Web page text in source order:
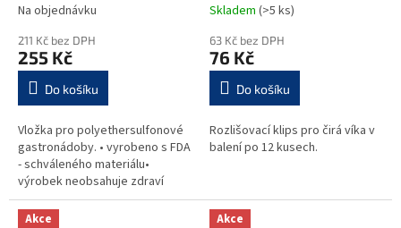
Na objednávku
211 Kč bez DPH
255 Kč
Do košíku
Vložka pro polyethersulfonové
gastronádoby. • vyrobeno s FDA
- schváleného materiálu•
výrobek neobsahuje zdraví
škodlivý uhlovodík BPA (Bisfenol
A)• navrženo a...
Skladem (>5 ks)
63 Kč bez DPH
76 Kč
Do košíku
Rozlišovací klips pro čirá víka v
balení po 12 kusech.
Akce Akce